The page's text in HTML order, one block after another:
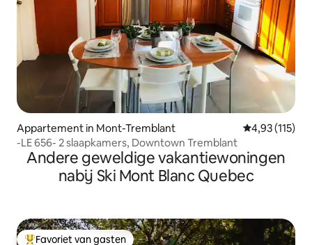
Appartement in Mont-Tremblant Gemiddelde
4,93 (115)
-LE 656- 2 slaapkamers, Downtown Tremblant
Andere geweldige vakantiewoningen
nabij Ski Mont Blanc Quebec
Favoriet van gasten